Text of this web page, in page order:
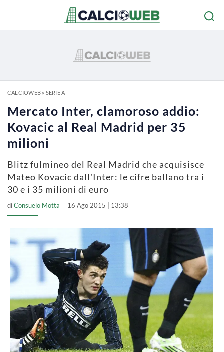
CALCIOWEB» SERIE A
Mercato Inter, clamoroso addio:
Kovacic al Real Madrid per 35
milioni
Blitz fulmineo del Real Madrid che acquisisce
Mateo Kovacic dall'Inter: le cifre ballano tra i
30 e i 35 milioni di euro
diConsuelo Motta 16 Ago 2015 | 13:38